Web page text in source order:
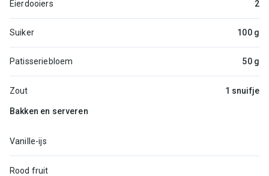
Eierdooiers 2
Suiker 100 g
Patisseriebloem 50 g
Zout 1 snuifje
Bakken en serveren
Vanille-ijs
Rood fruit